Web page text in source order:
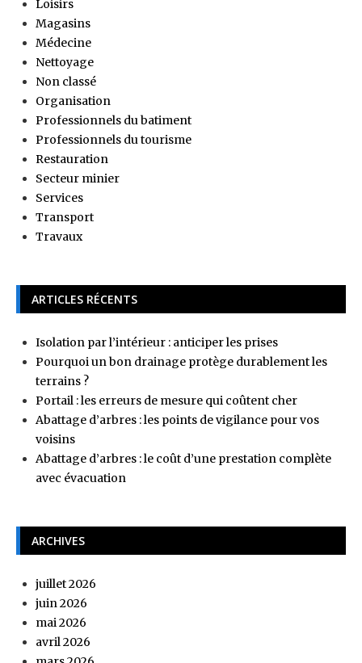
Loisirs
Magasins
Médecine
Nettoyage
Non classé
Organisation
Professionnels du batiment
Professionnels du tourisme
Restauration
Secteur minier
Services
Transport
Travaux
ARTICLES RÉCENTS
Isolation par l’intérieur : anticiper les prises
Pourquoi un bon drainage protège durablement les
terrains ?
Portail : les erreurs de mesure qui coûtent cher
Abattage d’arbres : les points de vigilance pour vos
voisins
Abattage d’arbres : le coût d’une prestation complète
avec évacuation
ARCHIVES
juillet 2026
juin 2026
mai 2026
avril 2026